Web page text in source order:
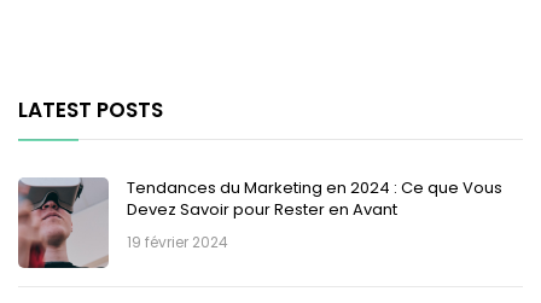
LATEST POSTS
Tendances du Marketing en 2024 : Ce que Vous
Devez Savoir pour Rester en Avant
19 février 2024